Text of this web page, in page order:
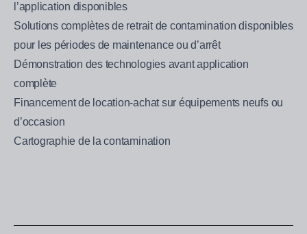
l’application disponibles
Solutions complètes de retrait de contamination disponibles
pour les périodes de maintenance ou d’arrêt
Démonstration des technologies avant application
complète
Financement de location-achat sur équipements neufs ou
d’occasion
Cartographie de la contamination